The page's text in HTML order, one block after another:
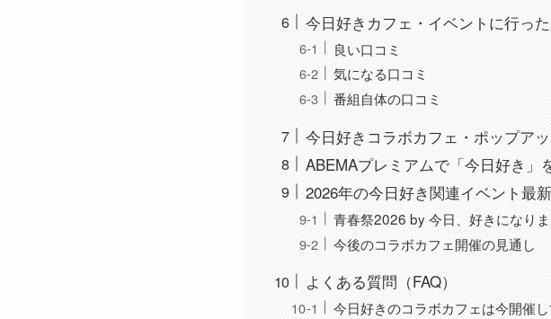
今日好きカフェ・イベントに行っ
良い口コミ
気になる口コミ
番組自体の口コミ
今日好きコラボカフェ・ポップア
ABEMAプレミアムで「今日好き」
2026年の今日好き関連イベント最
青春祭2026 by 今日、好きになりま
今後のコラボカフェ開催の見通し
よくある質問（FAQ）
今日好きのコラボカフェは今開催